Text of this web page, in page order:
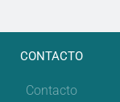
CONTACTO
Contacto